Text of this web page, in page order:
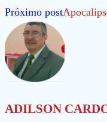
mais
artigos
Próximo post
ADILSON